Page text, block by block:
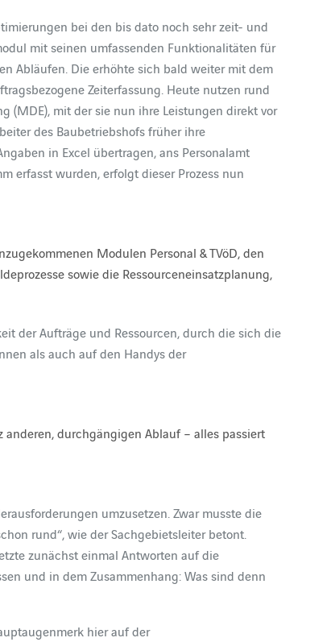
bei den bis dato noch sehr zeit- und
mit seinen umfassenden Funktionalitäten für
Abläufen. Die erhöhte sich bald weiter mit dem
Zeiterfassung. Heute nutzen rund
(MDE), mit der sie nun ihre Leistungen direkt vor
des Baubetriebshofs früher ihre
in Excel übertragen, ans Personalamt
erfasst wurden, erfolgt dieser Prozess nun
Modulen Personal & TVöD, den
sowie die Ressourceneinsatzplanung,
der Aufträge und Ressourcen, durch die sich die
als auch auf den Handys der
durchgängigen Ablauf – alles passiert
umzusetzen. Zwar musste die
rund“, wie der Sachgebietsleiter betont.
zunächst einmal Antworten auf die
und in dem Zusammenhang: Was sind denn
hier auf der